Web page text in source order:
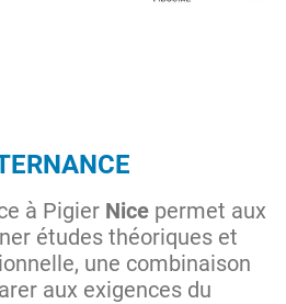
à Pigier Nice permet aux
études théoriques et
une combinaison
aux exigences du